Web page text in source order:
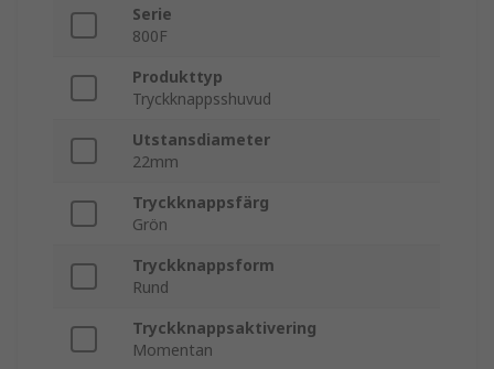
Serie
800F
Produkttyp
Tryckknappsshuvud
Utstansdiameter
22mm
Tryckknappsfärg
Grön
Tryckknappsform
Rund
Tryckknappsaktivering
Momentan